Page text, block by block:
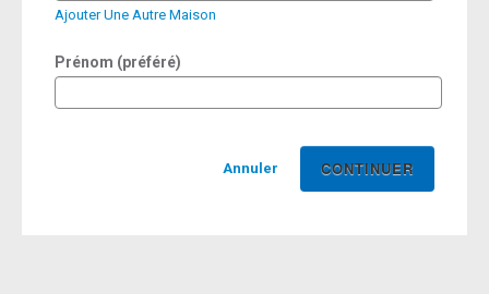
Ajouter Une Autre Maison
Prénom (préféré)
Annuler